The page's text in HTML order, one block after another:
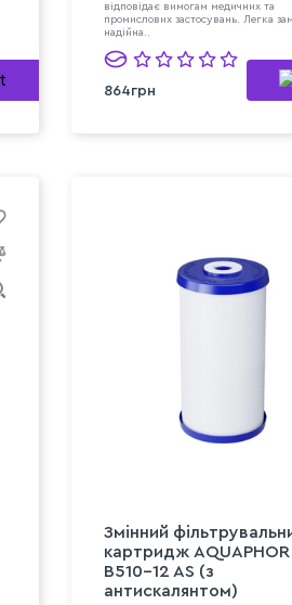
відповідає вимогам медичних та
промислових застосувань. Легка
надійна..
864грн
Змінний
картридж AQUAPHOR
B510-12 AS (з
антискалянтом)